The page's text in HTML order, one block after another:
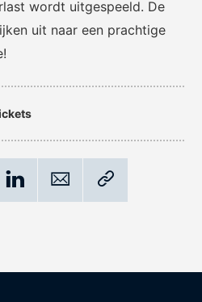
wordt uitgespeeld. De
uit naar een prachtige